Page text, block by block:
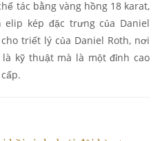
tác bằng vàng hồng 18 karat,
kép đặc trưng của Daniel
triết lý của Daniel Roth, nơi
kỹ thuật mà là một đỉnh cao